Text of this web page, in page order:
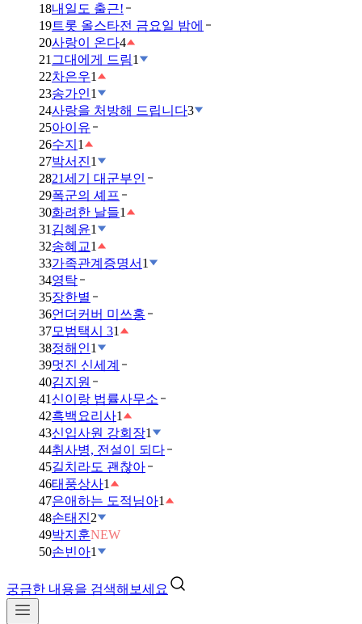
18내일도 출근!
19트롯 올스타전 금요일 밤에
20사랑이 온다4
21 그대에게 드림1
22차은우1
23송가인1
24사랑을 처방해 드립니다3
25아이유
26수지 1
27박서진1
2821세기 대군부인
29폭군의 셰프
30화려한 날들1
31 김혜윤1
32송혜교1
33가족관계증명서 1
34영탁
35장한별
36언더커버 미쓰홍
37모범택시 31
38정해인1
39멋진 신세계
40김지원
41 신이랑 법률사무소
42흑백요리사1
43신입사원 강회장1
44취사병, 전설이 되다
45길치라도 괜찮아
46태풍상사1
47은애하는 도적님아1
48손태진2
49박지훈NEW
50손빈아1
궁금한 내용을 검색해보세요